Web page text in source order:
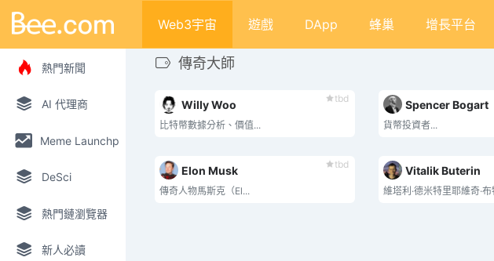
熱門新聞
AI 代理商
Meme Launchpad
DeSci
熱門鏈瀏覽器
新人必讀
Web3宇宙 遊戲 DApp 蜂巢 增長平台
傳奇大師
tbd
Willy Woo
比特幣數據分析、價值...
Spencer Bogart
貨幣投資者...
tbd
Elon Musk
傳奇人物馬斯克（El...
Vitalik Buterin
維塔利·德米特里耶維奇·